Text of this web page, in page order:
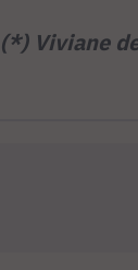
(*) Viviane